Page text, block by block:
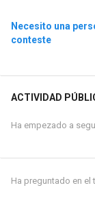
Necesito una
conteste
ACTIVIDAD
Ha empezado a
Ha preguntado en el